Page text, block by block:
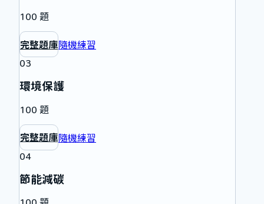
100 題
完整題庫隨機練習
03
環境保護
100 題
完整題庫隨機練習
04
節能減碳